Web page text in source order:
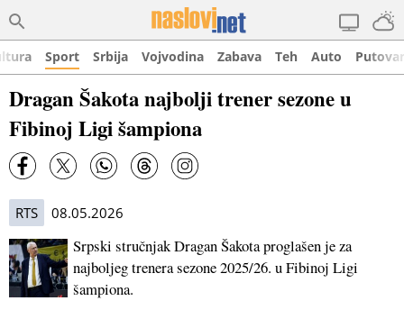
Sport Srbija Vojvodina Zabava Teh Auto
Dragan Šakota najbolji trener sezone u
Fibinoj Ligi šampiona
RTS 08.05.2026
Srpski stručnjak Dragan Šakota proglašen je za
najboljeg trenera sezone 2025/26. u Fibinoj Ligi
šampiona.